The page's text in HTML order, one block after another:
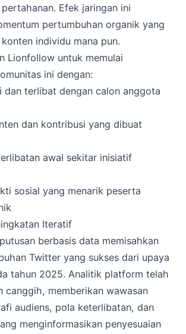
Efek jaringan ini
pertumbuhan organik yang
individu mana pun.
Lionfollow untuk memulai
ini dengan:
dan terlibat dengan calon anggota
dan kontribusi yang dibuat
awal sekitar inisiatif
sosial yang menarik peserta
Iteratif
berbasis data memisahkan
Twitter yang sukses dari upaya
tahun 2025. Analitik platform telah
canggih, memberikan wawasan
audiens, pola keterlibatan, dan
menginformasikan penyesuaian